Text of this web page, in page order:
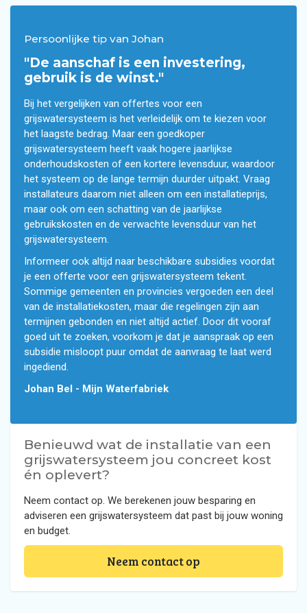
Persoonlijke tip van Johan
"De aanschaf is een investering,
gebruik is de winst."
Bij het vergelijken van offertes voor een
grijswatersysteem is het verleidelijk om te kiezen voor
het laagste bedrag. Maar een goedkoper
grijswatersysteem heeft vaak hogere jaarlijkse
onderhoudskosten of een kortere levensduur, waardoor
het systeem op de lange termijn duurder uitpakt. Vraag
installateurs daarom niet alleen om een installatieprijs,
maar ook om een schatting van de jaarlijkse
gebruikskosten en de verwachte levensduur van het
grijswatersysteem.
Informeer ook altijd naar beschikbare subsidies voordat
je een offerte voor een grijswatersysteem tekent.
Sommige gemeenten en provincies vergoeden een deel
van de installatiekosten, maar die regelingen zijn aan
termijnen gebonden en niet altijd actief. Door dit vooraf
goed uit te zoeken, voorkom je dat je aanspraak op een
subsidie misloopt puur omdat de aanvraag te laat werd
ingediend.
Johan Bel - Mijn Waterfabriek
Benieuwd wat de installatie van een
grijswatersysteem jou concreet kost
én oplevert?
Neem contact op. We berekenen jouw besparing en
adviseren een grijswatersysteem dat past bij jouw woning
en budget.
Neem contact op